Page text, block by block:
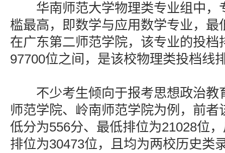
华南师范大学物理类专业组中，
槛最高，即数学与应用数学专业，最
在广东第二师范学院，该专业的投档
97700位之间，是该校物理类投档线
不少考生倾向于报考思想政治教
师范学院、岭南师范学院为例，前者
低分为556分、最低排位为21028位
排位为30473位，且均为两校历史类